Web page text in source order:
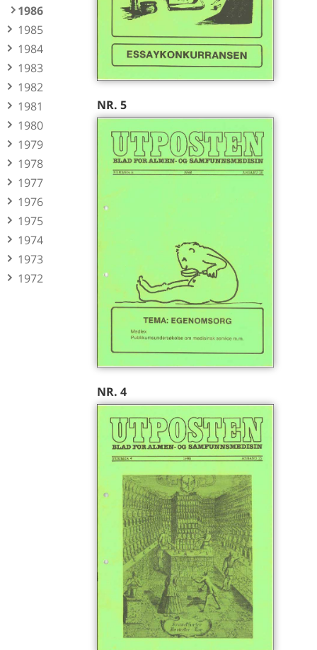
1986
1985
1984
1983
1982
1981
1980
1979
1978
1977
1976
1975
1974
1973
1972
NR. 5
NR. 4